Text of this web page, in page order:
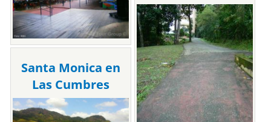
Santa Monica en
Las Cumbres